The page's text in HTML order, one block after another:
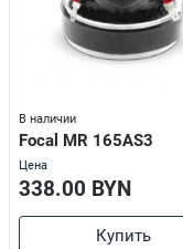
В наличии
Focal MR 165AS3
Цена
338.00 BYN
Купить